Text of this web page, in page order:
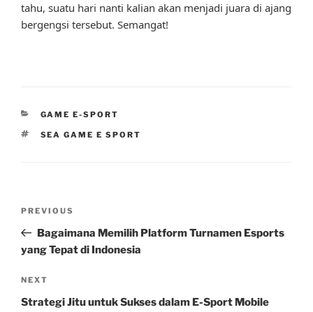
tahu, suatu hari nanti kalian akan menjadi juara di ajang
bergengsi tersebut. Semangat!
CATEGORIES
GAME E-SPORT
TAGS
SEA GAME E SPORT
Previous
Post
PREVIOUS
Bagaimana Memilih Platform Turnamen Esports
yang Tepat di Indonesia
Next
Post
NEXT
Strategi Jitu untuk Sukses dalam E-Sport Mobile